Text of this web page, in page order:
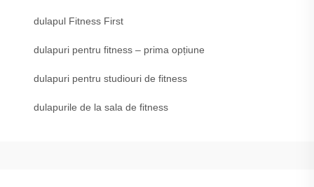
dulapul Fitness First
dulapuri pentru fitness – prima opțiune
dulapuri pentru studiouri de fitness
dulapurile de la sala de fitness